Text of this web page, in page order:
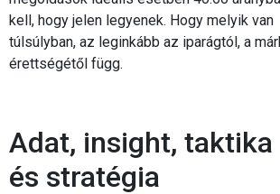
kell, hogy jelen legyenek. Hogy melyik van
túlsúlyban, az leginkább az iparágtól, a
érettségétől függ.
Adat, insight, taktika
és stratégia